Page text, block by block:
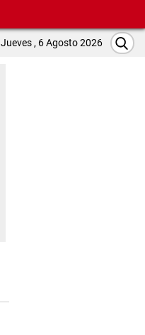
Jueves , 6 Agosto 2026